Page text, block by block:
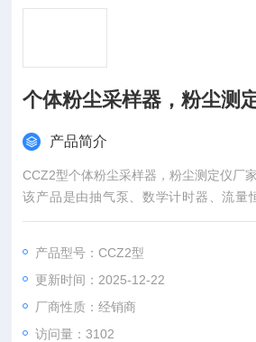
个体粉尘采样器，粉尘测
产品简介
CCZ2型个体粉尘采样器，粉尘测定仪厂家
该产品是由抽气泵、数学计时器、流量
路、安全电源组成，配有一组卫星粉尘
量轻、自动计时、流量显示直观、安全可
于存在易燃、易爆可燃性混合气体的环境
空气中的粉尘的平均浓度。
产品型号：CCZ2型
更新时间：2025-12-22
厂商性质：经销商
访问量：3102